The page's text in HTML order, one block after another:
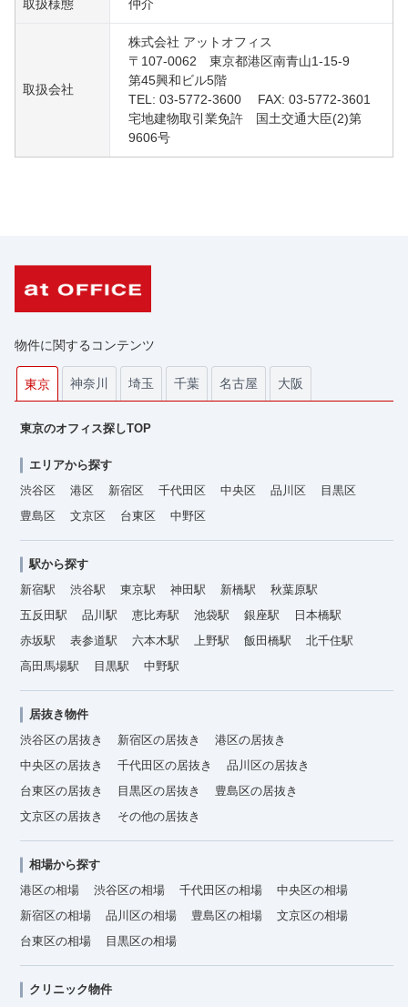
取扱様態 仲介
取扱会社
株式会社 アットオフィス
〒107-0062 東京都港区南青山1-15-9
第45興和ビル5階
TEL: 03-5772-3600 FAX: 03-5772-3601
宅地建物取引業免許 国土交通大臣(2)第
9606号
物件に関するコンテンツ
東京 神奈川 埼玉 千葉 名古屋 大阪
東京のオフィス探しTOP
エリアから探す
渋谷区
港区 新宿区 千代田区 中央区 品川区
目黒区
豊島区
文京区 台東区 中野区
駅から探す
新宿駅
渋谷駅 東京駅 神田駅 新橋駅
秋葉原駅
五反田駅
品川駅 恵比寿駅 池袋駅 銀座駅
日本橋駅
赤坂駅
表参道駅 六本木駅 上野駅 飯田橋駅
北千住駅
高田馬場駅
目黒駅 中野駅
居抜き物件
渋谷区の居抜き
新宿区の居抜き
港区の居抜き
中央区の居抜き
千代田区の居抜き
品川区の居抜き
台東区の居抜き
目黒区の居抜き
豊島区の居抜き
文京区の居抜き
その他の居抜き
相場から探す
港区の相場
渋谷区の相場 千代田区の相場
中央区の相場
新宿区の相場
品川区の相場 豊島区の相場
文京区の相場
台東区の相場
目黒区の相場
クリニック物件